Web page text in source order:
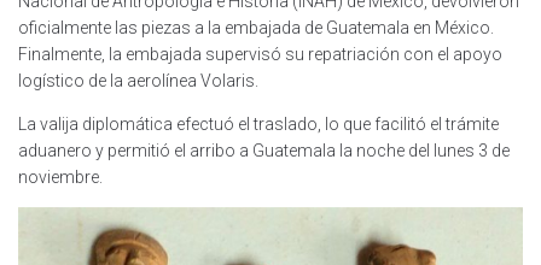
oficialmente las piezas a la embajada de Guatemala en México.
Finalmente, la embajada supervisó su repatriación con el apoyo
logístico de la aerolínea Volaris.
La valija diplomática efectuó el traslado, lo que facilitó el trámite
aduanero y permitió el arribo a Guatemala la noche del lunes 3 de
noviembre.